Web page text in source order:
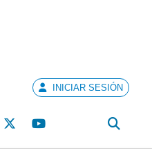
Fallece
INICIAR SESIÓN